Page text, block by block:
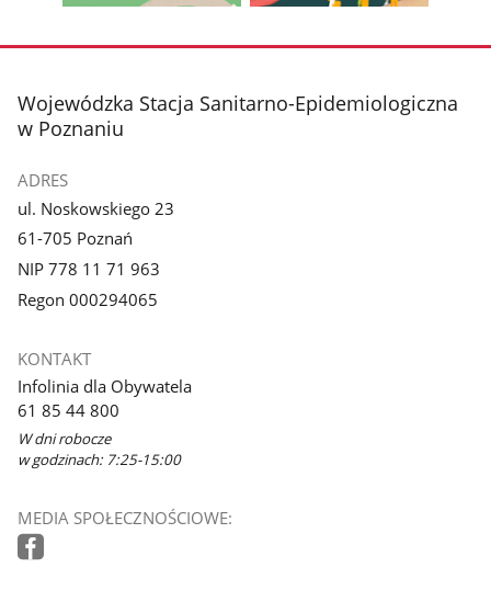
zdjęcie
galerii.
zdjęcie
galerii.
stopka
Wojewódzka Stacja Sanitarno-Epidemiologiczna
w Poznaniu
ADRES
ul. Noskowskiego 23
61-705 Poznań
NIP 778 11 71 963
Regon 000294065
KONTAKT
Infolinia dla Obywatela
61 85 44 800
W dni robocze
w godzinach: 7:25-15:00
MEDIA SPOŁECZNOŚCIOWE: